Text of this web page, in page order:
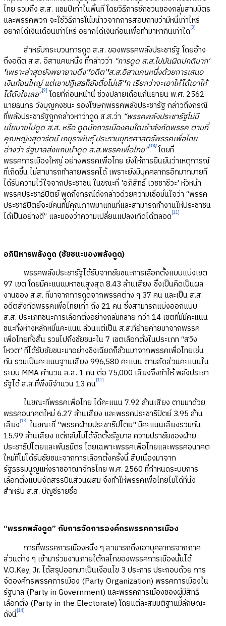
ไทย รวมถึง ส.ส. แชมป์เก่าในพื้นที่ โดยวิธีการชักชวนของกลุ่มสามมิตร
และพรรคพวก จะใช้วิธีการโน้มน้าวจากการสอบถามว่ามีหนี้เท่าไหร่
อยากได้เงินเดือนเท่าไหร่ อยากได้เงินก้อนเพื่อทำมาหากินเท่าใด[8]
สำหรับกระบวนการดูด ส.ส. ของพรรคพลังประชารัฐ โดยอ้าง
ถึงอดีต ส.ส. อีสานคนหนึ่ง ที่กล่าวว่า "การดูด ส.ส.ไปมันผิดปกติมาก'​
'เพราะล่าสุดยังพยายามดึง'​'อดีต'​'ส.ส.อีสานคนหนึ่งด้วยการเสนอ
เงินก้อนใหญ่ แต่เขาปฏิเสธก็ยังตื้อไม่เลิ'​'ก เรียกว่าจะเอาให้ได้เอาให้
ได้ดังใจเลย"[9] โดยที่ก่อนหน้านี้ ช่วงปลายเดือนกันยายน พ.ศ. 2562
นายธนกร วังบุญคงชนะ รองโฆษกพรรคพลังประชารัฐ กล่าวถึงกรณี
ที่พลังประชารัฐถูกกล่าวหาว่าดูด ส.ส.ว่า “พรรคพลังประชารัฐไม่มี
นโยบายไปดูด ส.ส. หรือ ดูดนักการเมืองคนใดเข้าสังกัดพรรค ตามที่
คุณหญิงสุดารัตน์ เกยุราพันธุ์ ประธานยุทธศาสตร์พรรคเพื่อไทย
อ้างว่า รัฐบาลส่งแกนนำดูด ส.ส.พรรคเพื่อไทย”[10]โดยที่
พรรคการเมืองใหญ่ อย่างพรรคเพื่อไทย ยังให้การยืนยันว่าเหตุการณ์
ที่เกิดขึ้น ไม่สามารถทำลายพรรคได้ เพราะยังมีบุคคลากรอีกมากมายที่
ได้รับความไว้ใจจากประชาชน ในขณะที่ 'อภิสิทธิ์ เวชชาชีวะ' หัวหน้า
พรรคประชาธิปัตย์ พูดถึงกรณีดังกล่าวด้วยความเชื่อมั่นใจว่า “พรรค
ประชาธิปัตย์จะมีคนที่มีคุณภาพมาแทนที่และสามารถทำงานให้ประชาชน
ได้เป็นอย่างดี” และมองว่าความเปลี่ยนแปลงเกิดได้ตลอด[11]
อภินิหารพลังดูด (ชัยชนะของพลังดูด)
พรรคพลังประชารัฐได้รับจากชัยชนะการเลือกตั้งแบบแบ่งเขต
97 เขต โดยมีคะแนนมหาชนสูงสุด 8.43 ล้านเสียง ซึ่งเป็นคิดเป็นผล
งานของ ส.ส. ที่มาจากการดูดจากพรรคต่าง ๆ 37 คน และเป็น ส.ส.
อดีตสังกัดพรรคเพื่อไทยเก่า ถึง 21 คน ซึ่งสามารถแบ่งออกแบบ
ส.ส. ประเภทชนะการเลือกตั้งอย่างถล่มทลาย กว่า 14 เขตที่มีมีคะแนน
ชนะทิ้งห่างหลักหมื่นคะแนน ล้วนแต่เป็น ส.ส.ที่ย้ายค่ายมาจากพรรค
เพื่อไทยทั้งสิ้น รวมไปถึงชัยชนะใน 7 เขตเลือกตั้งในประเภท “สวิง
โหวต” ที่ได้รับชัยชนะมาอย่างชิงเฉียดก็ล้วนมาจากพรรคเพื่อไทยเช่น
กัน รวมเป็นคะแนนฐานเสียง 996,580 คะแนน ตามสัดส่วนคะแนนใน
ระบบ MMA คำนวน ส.ส. 1 คน ต่อ 75,000 เสียงจึงทำให้ พลังประชา
รัฐได้ ส.ส.ที่พึงมีจำนวน 13 คน[12]
ในขณะที่พรรคเพื่อไทย ได้คะแนน 7.92 ล้านเสียง ตามมาด้วย
พรรคอนาคตใหม่ 6.27 ล้านเสียง และพรรคประชาธิปัตย์ 3.95 ล้าน
เสียง[13] ในขณะที่ "พรรคฝ่ายประชาธิปไตย" มีคะแนนเสียงรวมกัน
15.99 ล้านเสียง แต่กลับไม่ได้จัดตั้งรัฐบาล ความปราชัยของฝ่าย
ประชาธิปไตยและพันธมิตร โดยเฉพาะพรรคเพื่อไทยและพรรคอนาคต
ใหม่ที่ไม่ได้รับชัยชนะจากการเลือกตั้งครั้งนี้ สืบเนื่องมาจาก
รัฐธรรมนูญแห่งราชอาณาจักรไทย พ.ศ. 2560 ที่กำหนดระบบการ
เลือกตั้งแบบจัดสรรปันส่วนผสม จึงทำให้พรรคเพื่อไทยไม่ได้ที่นั่ง
สำหรับ ส.ส. บัญชีรายชื่อ
“พรรคพลังดูด” กับการจัดการองค์กรพรรคการเมือง
การที่พรรคการเมืองหนึ่ง ๆ สามารถดึงเอาบุคลากรจากภาค
ส่วนต่าง ๆ เข้ามาร่วมงานภายใต้กลไกของพรรคการเมืองนั้นได้
V.O.Key, Jr. ได้สรุปออกมาเป็นเงื่อนไข 3 ประการ ประกอบด้วย การ
จัดองค์กรพรรคการเมือง (Party Organization) พรรคการเมืองใน
รัฐบาล (Party in Government) และพรรคการเมืองของผู้มีสิทธิ
เลือกตั้ง (Party in the Electorate) โดยแต่ละสมมติฐานมีลักษณะ
ดังนี้[14]